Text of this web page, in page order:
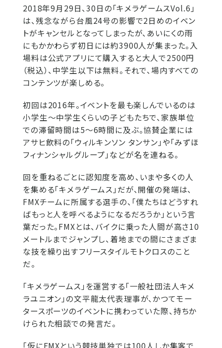
2018年9月29日、30日の「キメラゲームスVol.6」
は、残念ながら台風24号の影響で2日めのイベン
トがキャンセルとなってしまったが、あいにくの雨
にもかかわらず初日には約3900人が集まった。入
場料は公式アプリにて購入すると大人で2500円
（税込）、中学生以下は無料。それで、場内すべての
コンテンツが楽しめる。
初回は2016年。イベントを最も楽しんでいるのは
小学生～中学生くらいの子どもたちで、家族単位
での滞留時間は5～6時間に及ぶ。協賛企業には
アサヒ飲料の「ウィルキンソン タンサン」や「みずほ
フィナンシャルグループ」などが名を連ねる。
回を重ねるごとに認知度を高め、いまや多くの人
を集める「キメラゲームス」だが、開催の発端は、
FMXチームに所属する選手の、「僕たちはどうすれ
ばもっと人を呼べるようになるだろうか」という言
葉だった。FMXとは、バイクに乗った人間が高さ10
メートルまでジャンプし、着地までの間にさまざま
な技を繰り出すフリースタイルモトクロスのこと
だ。
「キメラゲームス」を運営する「一般社団法人キメ
ラユニオン」の文平龍太代表理事が、かつてモー
タースポーツのイベントに携わっていた際、持ちか
けられた相談での発言だ。